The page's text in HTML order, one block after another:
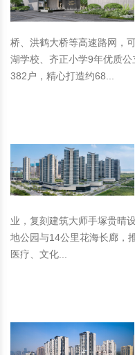
桥、洪鹤大桥等高速路网，
湖学校、齐正小学9年优质
382户，精心打造约68...
业，复刻建筑大师手塚贵晴
地公园与14公里花海长廊，
医疗、文化...